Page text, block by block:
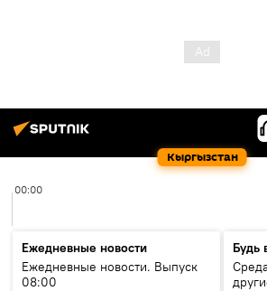
Кыргызстан
00:00
Ежедневные новости
Ежедневные новости. Выпуск
08:00
Будь